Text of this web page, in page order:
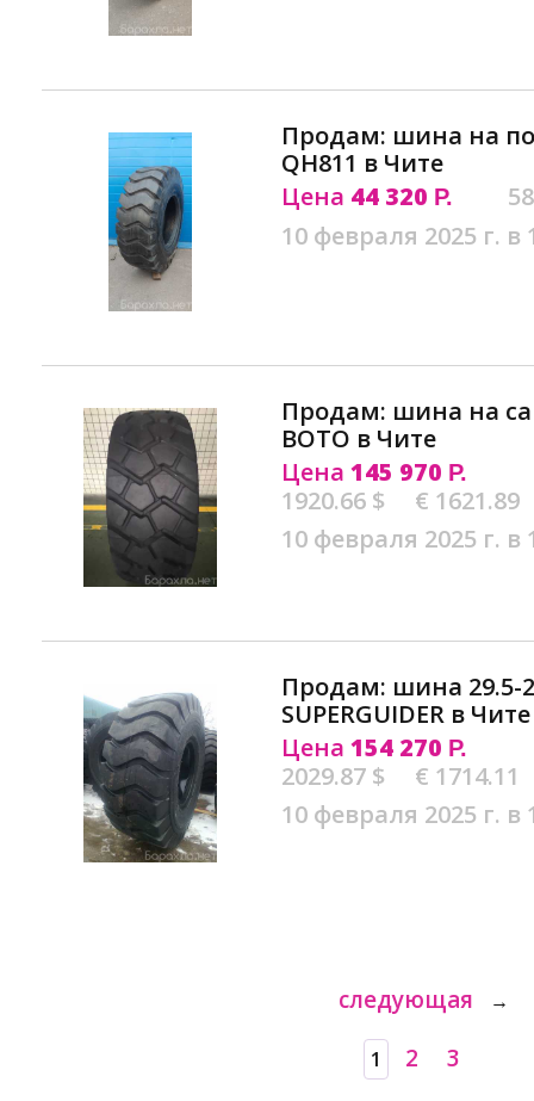
Продам: шина на
QH811 в Чите
Цена 44 320 Р.
10 февраля 2025 г. в
Продам: шина на
BOTO в Чите
Цена 145 970 Р.
1920.66 $
€ 1621.89
10 февраля 2025 г. в
Продам: шина 29.5-
SUPERGUIDER в Чите
Цена 154 270 Р.
2029.87 $
€ 1714.11
10 февраля 2025 г. в
следующая →
1 2 3